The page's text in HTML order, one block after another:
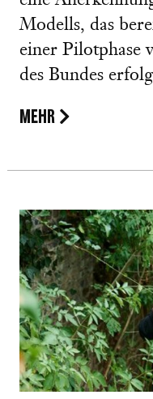
Modells, das
einer Pilotphase
des Bundes
MEHR